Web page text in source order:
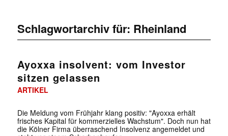
Schlagwortarchiv für: Rheinland
Ayoxxa insolvent: vom Investor
sitzen gelassen
ARTIKEL
Die Meldung vom Frühjahr klang positiv: "Ayoxxa erhält
frisches Kapital für kommerzielles Wachstum". Doch nun hat
die Kölner Firma überraschend Insolvenz angemeldet und